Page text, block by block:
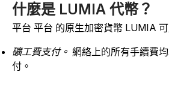
什麼是 LUMIA 代幣？
平台 平台 的原生加密貨幣 LUMIA
礦工費支付。 網絡上的所有手續費
付。